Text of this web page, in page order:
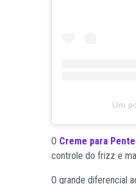
Um
O Creme para
controle do frizz e
O grande diferencial